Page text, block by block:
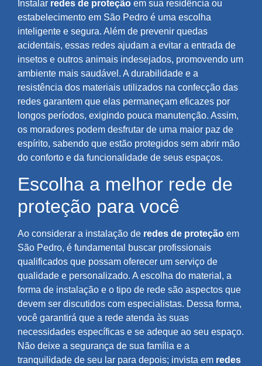
Instalar redes de proteção em sua residência ou
estabelecimento em São Pedro é uma escolha
inteligente e segura. Além de prevenir quedas
acidentais, essas redes ajudam a evitar a entrada de
insetos e outros animais indesejados, promovendo um
ambiente mais saudável. A durabilidade e a
resistência dos materiais utilizados na confecção das
redes garantem que elas permaneçam eficazes por
longos períodos, exigindo pouca manutenção. Assim,
os moradores podem desfrutar de uma maior paz de
espírito, sabendo que estão protegidos sem abrir mão
do conforto e da funcionalidade de seus espaços.
Escolha a melhor rede de
proteção para você
Ao considerar a instalação de redes de proteção em
São Pedro, é fundamental buscar profissionais
qualificados que possam oferecer um serviço de
qualidade e personalizado. A escolha do material, a
forma de instalação e o tipo de rede são aspectos que
devem ser discutidos com especialistas. Dessa forma,
você garantirá que a rede atenda às suas
necessidades específicas e se adeque ao seu espaço.
Não deixe a segurança de sua família e a
tranquilidade de seu lar para depois; invista em redes